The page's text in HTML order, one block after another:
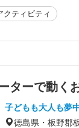
クティビティ
ターで動く
子どもも大人も夢
徳島県・板野郡